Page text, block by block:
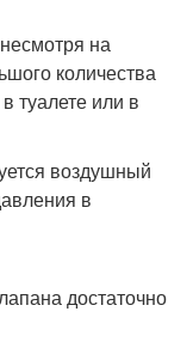
на
количества
туалете или в
воздушный
в
достаточно